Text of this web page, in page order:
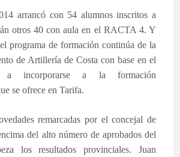
arrancó con 54 alumnos inscritos a
otros 40 con aula en el RACTA 4. Y
programa de formación continúa de la
de Artillería de Costa con base en el
a incorporarse a la formación
se ofrece en Tarifa.
remarcadas por el concejal de
del alto número de aprobados del
los resultados provinciales. Juan